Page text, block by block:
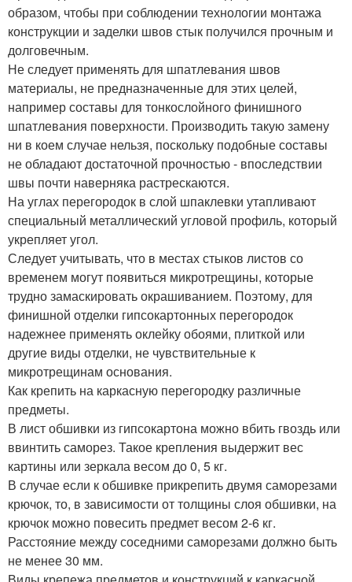
образом, чтобы при соблюдении технологии монтажа
конструкции и заделки швов стык получился прочным и
долговечным.
Не следует применять для шпатлевания швов
материалы, не предназначенные для этих целей,
например составы для тонкослойного финишного
шпатлевания поверхности. Производить такую замену
ни в коем случае нельзя, поскольку подобные составы
не обладают достаточной прочностью - впоследствии
швы почти наверняка растрескаются.
На углах перегородок в слой шпаклевки утапливают
специальный металлический угловой профиль, который
укрепляет угол.
Следует учитывать, что в местах стыков листов со
временем могут появиться микротрещины, которые
трудно замаскировать окрашиванием. Поэтому, для
финишной отделки гипсокартонных перегородок
надежнее применять оклейку обоями, плиткой или
другие виды отделки, не чувствительные к
микротрещинам основания.
Как крепить на каркасную перегородку различные
предметы.
В лист обшивки из гипсокартона можно вбить гвоздь или
ввинтить саморез. Такое крепления выдержит вес
картины или зеркала весом до 0, 5 кг.
В случае если к обшивке прикрепить двумя саморезами
крючок, то, в зависимости от толщины слоя обшивки, на
крючок можно повесить предмет весом 2-6 кг.
Расстояние между соседними саморезами должно быть
не менее 30 мм.